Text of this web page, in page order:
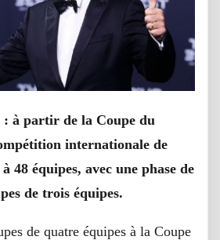
à partir de la Coupe du
internationale de
48 équipes, avec une phase de
de trois équipes.
de quatre équipes à la Coupe